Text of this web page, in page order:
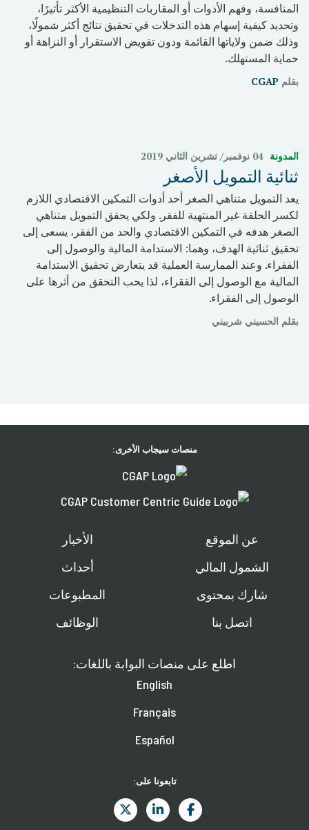
المنافسة، وفهم الأدوات أو المقاربات التنظيمية الأكثر تأثيرًا،
وتحديد كيفية إسهام هذه التدخلات في تحقيق نتائج أكثر شمولًا،
وذلك ضمن ولاياتها القائمة ودون تقويض الاستقرار أو النزاهة أو
حماية المستهلك.
بقلمCGAP
المدونة 04 نوفمبر/ تشرين الثاني 2019
يعد التمويل متناهي الصغر أحد أدوات التمكين الاقتصادي اللازم
لكسر الحلقة غير المنتهية للفقر. ولكي يحقق التمويل متناهي
الصغر هدفه في التمكين الاقتصادي والحد من الفقر، يسعى إلى
تحقيق ثنائية الهدف، وهما: الاستدامة المالية والوصول إلى
الفقراء. ‏وعند الممارسة العملية قد يتعارض تحقيق الاستدامة
المالية مع الوصول إلى الفقراء، لذا يحب التحقق من أثرها على
الوصول إلى الفقراء.
بقلم الحسيني شربيني
منصات سيجاب الأخرى:
عن الموقع
الشمول المالي
شارك بمحتوى
اتصل بنا
الأخبار
أحداث
المطبوعات
الوظائف
اطلع على منصات البوابة باللغات:
English
Français
Español
تابعونا على: